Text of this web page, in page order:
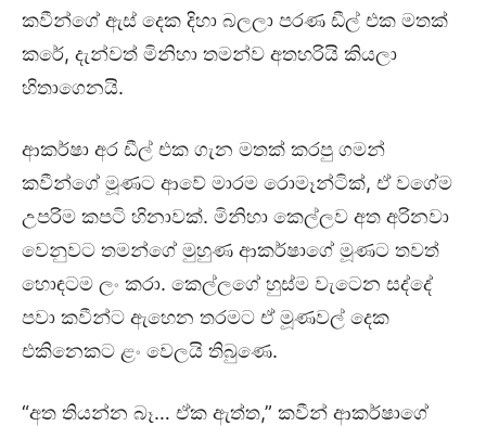
කවීන්ගේ ඇස් දෙක දිහා බලලා පරණ ඩීල් එක මතක්
කරේ, දැන්වත් මිනිහා තමන්ව අතහරියි කියලා
හිතාගෙනයි.
ආකර්ෂා අර ඩීල් එක ගැන මතක් කරපු ගමන්
කවීන්ගේ මූණට ආවේ මාරම රොමෑන්ටික්, ඒ වගේම
උපරිම කපටි හිනාවක්. මිනිහා කෙල්ලව අත අරිනවා
වෙනුවට තමන්ගේ මුහුණ ආකර්ෂාගේ මූණට තවත්
හොඳටම ලං කරා. කෙල්ලගේ හුස්ම වැටෙන සද්දේ
පවා කවීන්ට ඇහෙන තරමට ඒ මූණවල් දෙක
එකිනෙකට ළං වෙලයි තිබුණෙ.
“අත තියන්න බෑ… ඒක ඇත්ත,” කවීන් ආකර්ෂාගේ